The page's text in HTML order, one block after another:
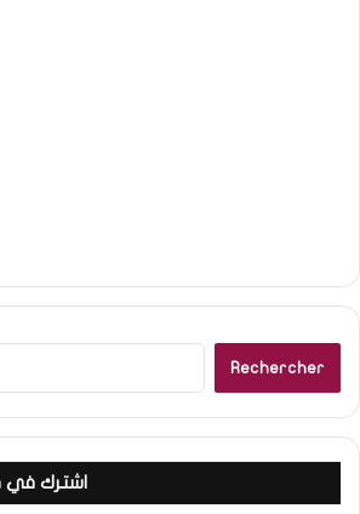
اشترك في